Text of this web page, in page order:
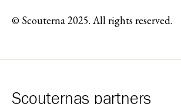
© Scouterna 2025. All rights reserved.
Scouternas partners